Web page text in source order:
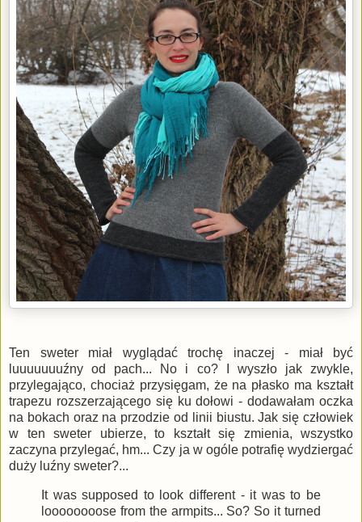
Ten sweter miał wyglądać trochę inaczej - miał być
luuuuuuuźny od pach... No i co? I wyszło jak zwykle,
przylegająco, chociaż przysięgam, że na płasko ma kształt
trapezu rozszerzającego się ku dołowi - dodawałam oczka
na bokach oraz na przodzie od linii biustu. Jak się człowiek
w ten sweter ubierze, to kształt się zmienia, wszystko
zaczyna przylegać, hm... Czy ja w ogóle potrafię wydziergać
duży luźny sweter?...
It was supposed to look different - it was to be
loooooooose from the armpits... So? So it turned